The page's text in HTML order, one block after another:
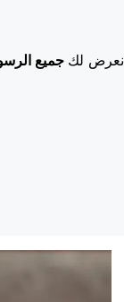
نعرض لك جميع